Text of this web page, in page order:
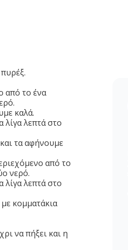
από το ένα
καλά.
λεπτά στο
τα αφήνουμε
από το
νερό.
λεπτά στο
κομματάκια
να πήξει και η